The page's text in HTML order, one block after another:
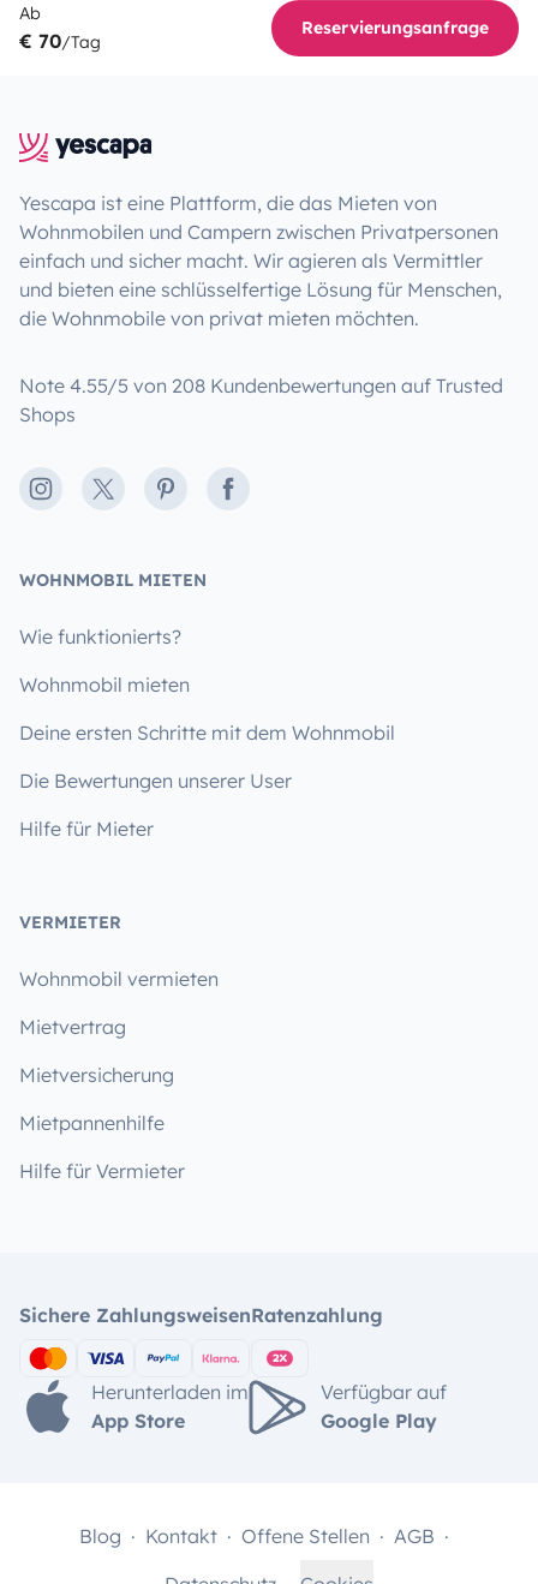
Ab
€ 70/Tag
Reservierungsanfrage
Yescapa ist eine Plattform, die das Mieten von
Wohnmobilen und Campern zwischen Privatpersonen
einfach und sicher macht. Wir agieren als Vermittler
und bieten eine schlüsselfertige Lösung für Menschen,
die Wohnmobile von privat mieten möchten.
Note 4.55/5 von 208 Kundenbewertungen auf Trusted
Shops
Instagram
X PinterestFacebook
WOHNMOBIL MIETEN
Wie funktionierts?
Wohnmobil mieten
Deine ersten Schritte mit dem Wohnmobil
Die Bewertungen unserer User
Hilfe für Mieter
VERMIETER
Wohnmobil vermieten
Mietvertrag
Mietversicherung
Mietpannenhilfe
Hilfe für Vermieter
Sichere ZahlungsweisenRatenzahlung
Herunterladen im
App Store
Verfügbar auf
Google Play
Blog Kontakt Offene Stellen
AGB